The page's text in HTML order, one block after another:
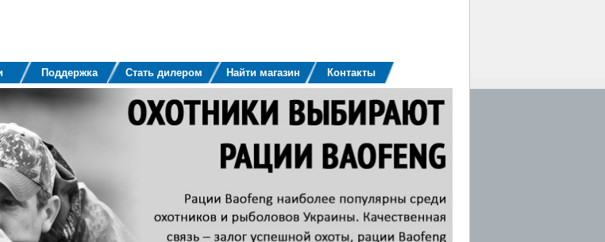
Поддержка Стать дилером Найти магазин Контакты